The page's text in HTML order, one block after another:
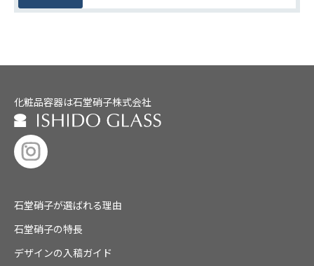
化粧品容器は石堂硝子株式会社
石堂硝子が選ばれる理由
石堂硝子の特長
デザインの入稿ガイド